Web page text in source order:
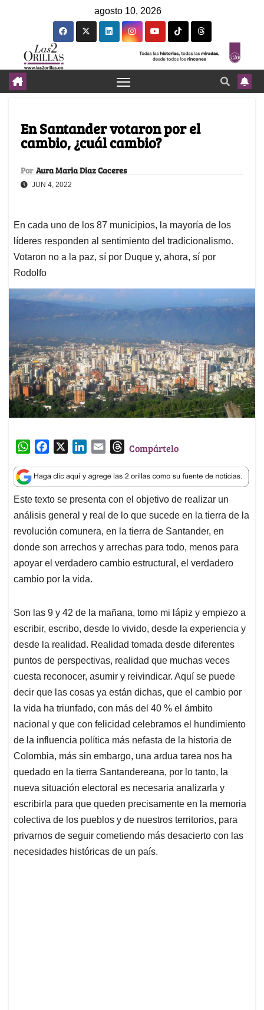
agosto 10, 2026
En Santander votaron por el
cambio, ¿cuál cambio?
Por Aura Maria Diaz Caceres
JUN 4, 2022
En cada uno de los 87 municipios, la mayoría de los
líderes responden al sentimiento del tradicionalismo.
Votaron no a la paz, sí por Duque y, ahora, sí por
Rodolfo
W
a
t
s
A
p
p
c
e
b
o
o
k
n
k
e
d
I
n
a
i
l
T
r
e
a
d
s
Compártelo
Este texto se presenta con el objetivo de realizar un
análisis general y real de lo que sucede en la tierra de la
revolución comunera, en la tierra de Santander, en
donde son arrechos y arrechas para todo, menos para
apoyar el verdadero cambio estructural, el verdadero
cambio por la vida.
Son las 9 y 42 de la mañana, tomo mi lápiz y empiezo a
escribir, escribo, desde lo vivido, desde la experiencia y
desde la realidad. Realidad tomada desde diferentes
puntos de perspectivas, realidad que muchas veces
cuesta reconocer, asumir y reivindicar. Aquí se puede
decir que las cosas ya están dichas, que el cambio por
la vida ha triunfado, con más del 40 % el ámbito
nacional y que con felicidad celebramos el hundimiento
de la influencia política más nefasta de la historia de
Colombia, más sin embargo, una ardua tarea nos ha
quedado en la tierra Santandereana, por lo tanto, la
nueva situación electoral es necesaria analizarla y
escribirla para que queden precisamente en la memoria
colectiva de los pueblos y de nuestros territorios, para
privarnos de seguir cometiendo más desacierto con las
necesidades históricas de un país.